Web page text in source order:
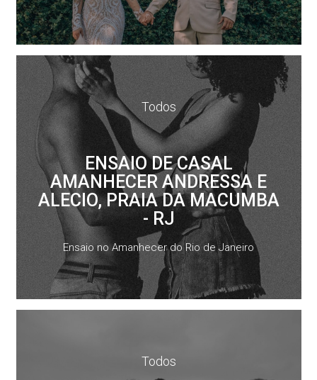
Todos
ENSAIO DE CASAL
AMANHECER ANDRESSA E
ALECIO, PRAIA DA MACUMBA
- RJ
Ensaio no Amanhecer do Rio de Janeiro
Todos